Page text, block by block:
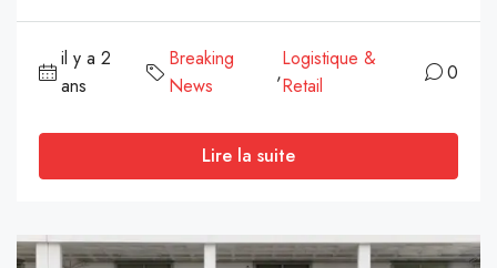
il y a 2
ans
Breaking
News
,
Logistique &
Retail
0
Lire la suite